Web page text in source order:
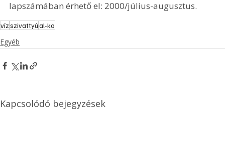
lapszámában érhető el: 2000/július-augusztus.
vízszivattyúal-ko
Egyéb
Kapcsolódó bejegyzések